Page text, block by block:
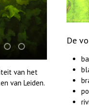
De
MOOI
fifi en karper
1 snoekje elly
28 brasem en
mei2021karper met
van het
van Leiden.